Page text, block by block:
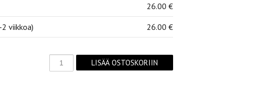
26.00 €
viikkoa) 26.00 €